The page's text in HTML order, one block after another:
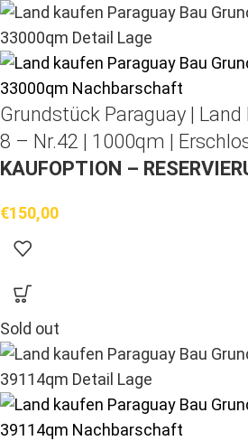
Grundstück Paraguay | Land
8 – Nr.42 | 1000qm |
KAUFOPTION –
€150,00
Sold out